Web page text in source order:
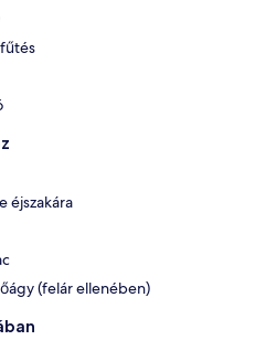
éjszakára
(felár ellenében)